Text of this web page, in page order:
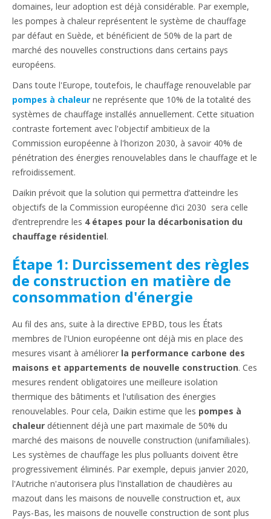
domaines, leur adoption est déjà considérable. Par exemple,
les pompes à chaleur représentent le système de chauffage
par défaut en Suède, et bénéficient de 50% de la part de
marché des nouvelles constructions dans certains pays
européens.
Dans toute l'Europe, toutefois, le chauffage renouvelable par
pompes à chaleur ne représente que 10% de la totalité des
systèmes de chauffage installés annuellement. Cette situation
contraste fortement avec l'objectif ambitieux de la
Commission européenne à l'horizon 2030, à savoir 40% de
pénétration des énergies renouvelables dans le chauffage et le
refroidissement.
Daikin prévoit que la solution qui permettra d’atteindre les
objectifs de la Commission européenne d’ici 2030 sera celle
d’entreprendre les 4 étapes pour la décarbonisation du
chauffage résidentiel.
Étape 1: Durcissement des règles
de construction en matière de
consommation d'énergie
Au fil des ans, suite à la directive EPBD, tous les États
membres de l'Union européenne ont déjà mis en place des
mesures visant à améliorer la performance carbone des
maisons et appartements de nouvelle construction. Ces
mesures rendent obligatoires une meilleure isolation
thermique des bâtiments et l'utilisation des énergies
renouvelables. Pour cela, Daikin estime que les pompes à
chaleur détiennent déjà une part maximale de 50% du
marché des maisons de nouvelle construction (unifamiliales).
Les systèmes de chauffage les plus polluants doivent être
progressivement éliminés. Par exemple, depuis janvier 2020,
l'Autriche n'autorisera plus l'installation de chaudières au
mazout dans les maisons de nouvelle construction et, aux
Pays-Bas, les maisons de nouvelle construction de sont plus